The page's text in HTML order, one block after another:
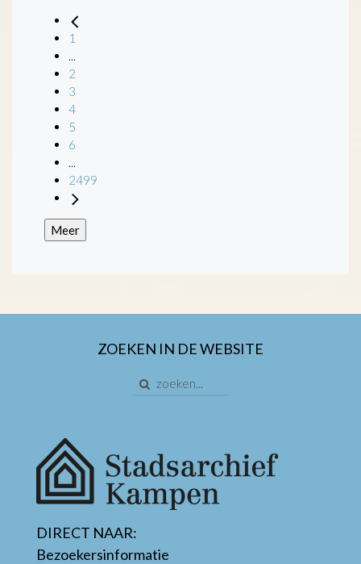
1
2
3
4
5
6
2499
Meer
ZOEKEN IN DE WEBSITE
DIRECT NAAR:
Bezoekersinformatie